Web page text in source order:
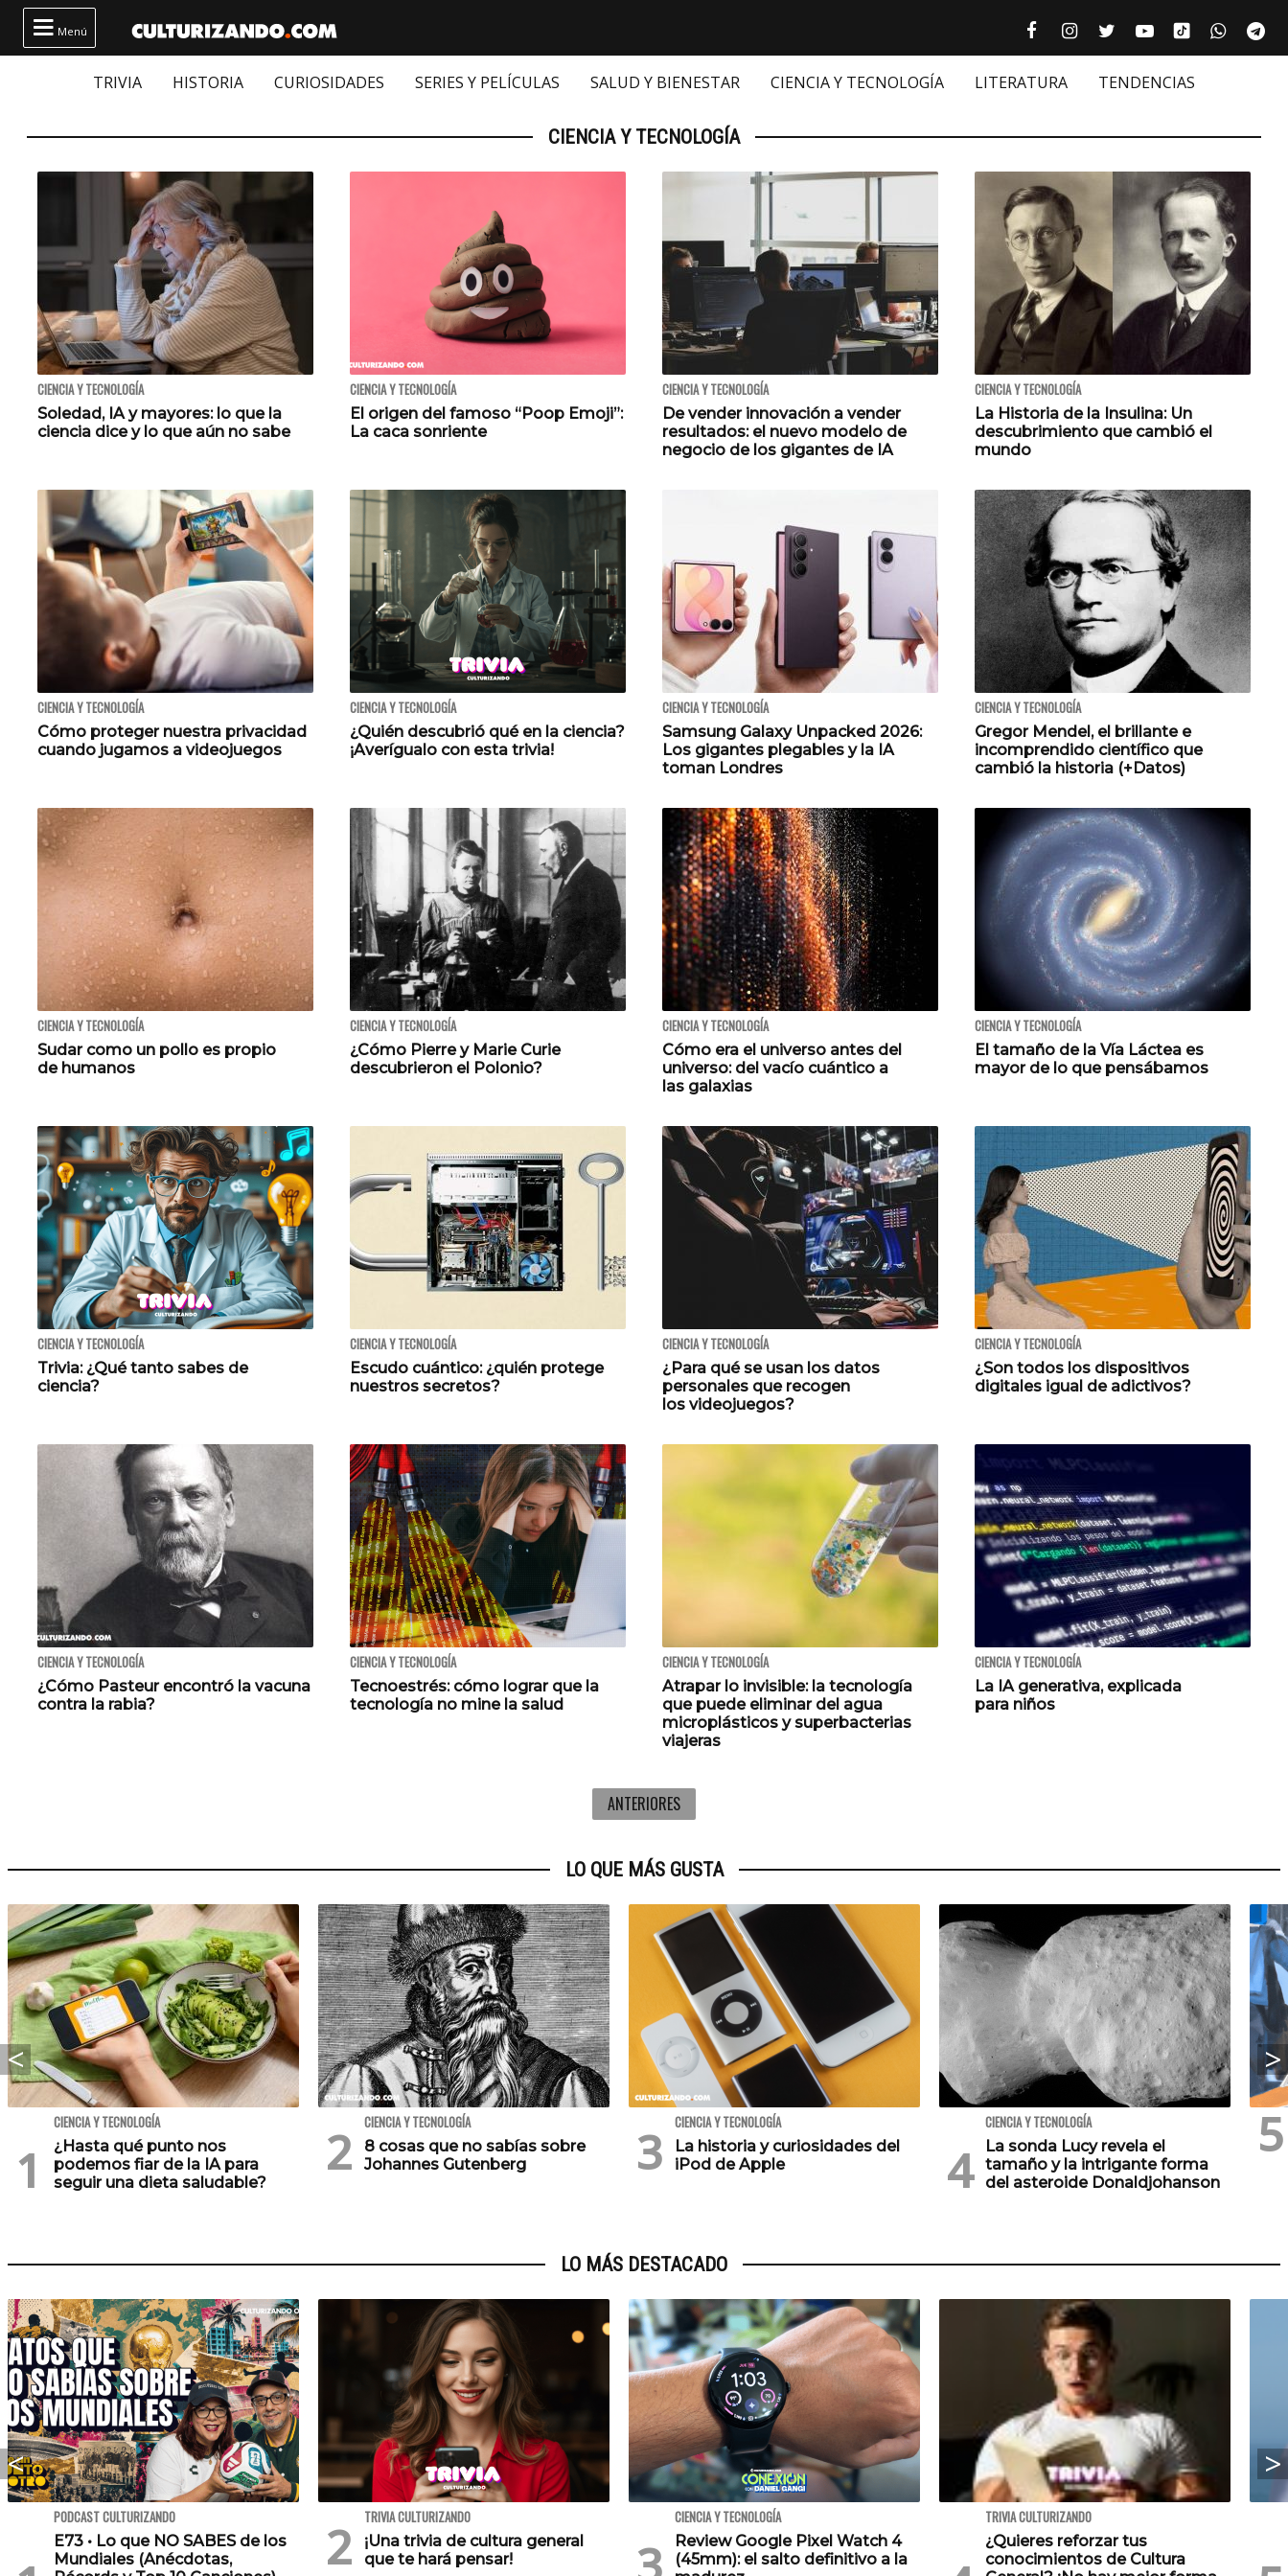
 Menú  Facebook culturizando.com |
 Instagram
 Twitter
 Youtube
Tiktok
 
TRIVIA HISTORIA CURIOSIDADES SERIES Y PELÍCULAS SALUD Y BIENESTAR CIENCIA Y TECNOLOGÍA LITERATURA TENDENCIAS
CIENCIA Y TECNOLOGÍA
CIENCIA Y TECNOLOGÍA
Soledad, IA y mayores: lo que la
ciencia dice y lo que aún no sabe
CIENCIA Y TECNOLOGÍA
El origen del famoso “Poop Emoji”:
La caca sonriente
CIENCIA Y TECNOLOGÍA
De vender innovación a vender
resultados: el nuevo modelo de
negocio de los gigantes de IA
CIENCIA Y TECNOLOGÍA
La Historia de la Insulina: Un
descubrimiento que cambió el
mundo
CIENCIA Y TECNOLOGÍA
Cómo proteger nuestra privacidad
cuando jugamos a videojuegos
CIENCIA Y TECNOLOGÍA
¿Quién descubrió qué en la ciencia?
¡Averígualo con esta trivia!
CIENCIA Y TECNOLOGÍA
Samsung Galaxy Unpacked 2026:
Los gigantes plegables y la IA
toman Londres
CIENCIA Y TECNOLOGÍA
Gregor Mendel, el brillante e
incomprendido científico que
cambió la historia (+Datos)
CIENCIA Y TECNOLOGÍA
Sudar como un pollo es propio
de humanos
CIENCIA Y TECNOLOGÍA
¿Cómo Pierre y Marie Curie
descubrieron el Polonio?
CIENCIA Y TECNOLOGÍA
Cómo era el universo antes del
universo: del vacío cuántico a
las galaxias
CIENCIA Y TECNOLOGÍA
El tamaño de la Vía Láctea es
mayor de lo que pensábamos
CIENCIA Y TECNOLOGÍA
Trivia: ¿Qué tanto sabes de
ciencia?
CIENCIA Y TECNOLOGÍA
Escudo cuántico: ¿quién protege
nuestros secretos?
CIENCIA Y TECNOLOGÍA
¿Para qué se usan los datos
personales que recogen
los videojuegos?
CIENCIA Y TECNOLOGÍA
¿Son todos los dispositivos
digitales igual de adictivos?
CIENCIA Y TECNOLOGÍA
¿Cómo Pasteur encontró la vacuna
contra la rabia?
CIENCIA Y TECNOLOGÍA
Tecnoestrés: cómo lograr que la
tecnología no mine la salud
CIENCIA Y TECNOLOGÍA
Atrapar lo invisible: la tecnología
que puede eliminar del agua
microplásticos y superbacterias
viajeras
CIENCIA Y TECNOLOGÍA
La IA generativa, explicada
para niños
ANTERIORES
LO QUE MÁS GUSTA
CIENCIA Y TECNOLOGÍA
¿Hasta qué punto nos
podemos fiar de la IA para
seguir una dieta saludable?
CIENCIA Y TECNOLOGÍA
8 cosas que no sabías sobre
Johannes Gutenberg
CIENCIA Y TECNOLOGÍA
La historia y curiosidades del
iPod de Apple
CIENCIA Y TECNOLOGÍA
La sonda Lucy revela el
tamaño y la intrigante forma
del asteroide Donaldjohanson
LO MÁS DESTACADO
PODCAST CULTURIZANDO
E73 • Lo que NO SABES de los
Mundiales (Anécdotas,
TRIVIA CULTURIZANDO
¡Una trivia de cultura general
que te hará pensar!
CIENCIA Y TECNOLOGÍA
Review Google Pixel Watch 4
(45mm): el salto definitivo a la
TRIVIA CULTURIZANDO
¿Quieres reforzar tus
conocimientos de Cultura